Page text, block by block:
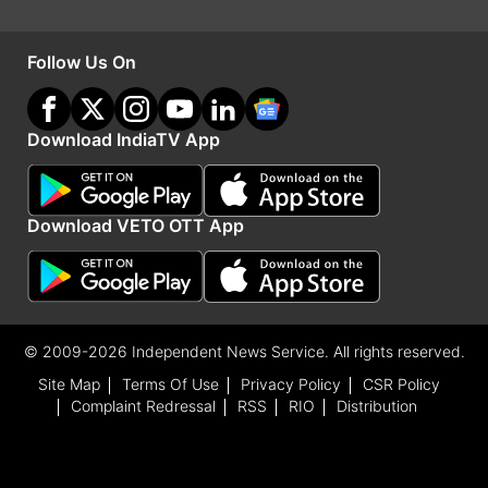
कोलकाता के ईडन गार्डन्स स्टेडियम में होगा।
Advertisement
Follow Us On
Download IndiaTV App
Download VETO OTT App
© 2009-2026 Independent News Service. All rights reserved.
Site Map
Terms Of Use Privacy Policy
CSR Policy
Complaint Redressal
RSS RIO Distribution